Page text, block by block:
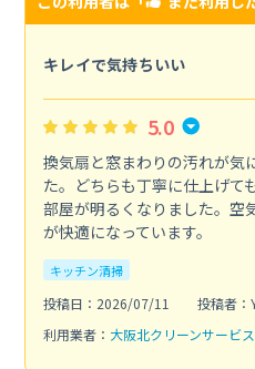
キレイで気持ちいい
5.0
換気扇と窓まわりの汚れが気
た。どちらも丁寧に仕上げて
部屋が明るくなりました。空
が快適になっています。
キッチン清掃
投稿日：2026/07/11
投稿者：
利用業者： 大阪北クリーンサービス